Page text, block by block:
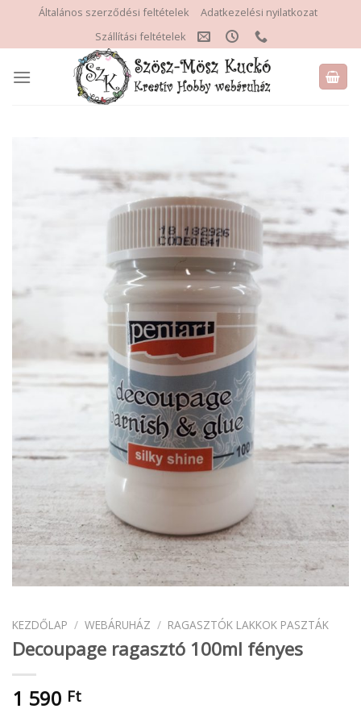
content
Általános szerződési feltételek
Adatkezelési nyilatkozat
Szállítási feltételek
KEZDŐLAP / WEBÁRUHÁZ / RAGASZTÓK LAKKOK PASZTÁK
Decoupage ragasztó 100ml fényes
1 590 Ft